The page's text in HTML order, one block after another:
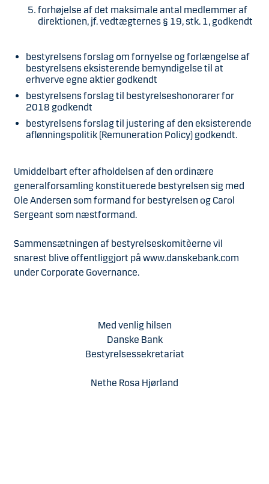
forhøjelse af det maksimale antal medlemmer af
direktionen, jf. vedtægternes § 19, stk. 1, godkendt
bestyrelsens forslag om fornyelse og forlængelse af
bestyrelsens eksisterende bemyndigelse til at
erhverve egne aktier godkendt
bestyrelsens forslag til bestyrelseshonorarer for
2018 godkendt
bestyrelsens forslag til justering af den eksisterende
aflønningspolitik (Remuneration Policy) godkendt.
Umiddelbart efter afholdelsen af den ordinære
generalforsamling konstituerede bestyrelsen sig med
Ole Andersen som formand for bestyrelsen og Carol
Sergeant som næstformand.
Sammensætningen af bestyrelseskomitèerne vil
snarest blive offentliggjort på www.danskebank.com
under Corporate Governance.
Med venlig hilsen
Danske Bank
Bestyrelsessekretariat
Nethe Rosa Hjørland